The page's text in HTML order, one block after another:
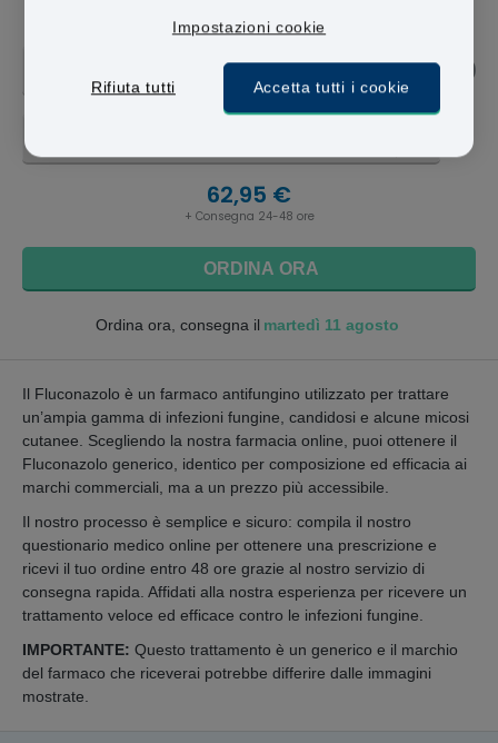
Fluconazole
50MG
62,95 €
+ Consegna 24-48 ore
ORDINA ORA
Ordina ora, consegna il martedì 11 agosto
Il Fluconazolo è un farmaco antifungino utilizzato per trattare
un’ampia gamma di infezioni fungine, candidosi e alcune micosi
cutanee. Scegliendo la nostra farmacia online, puoi ottenere il
Fluconazolo generico, identico per composizione ed efficacia ai
marchi commerciali, ma a un prezzo più accessibile.
Il nostro processo è semplice e sicuro: compila il nostro
questionario medico online per ottenere una prescrizione e
ricevi il tuo ordine entro 48 ore grazie al nostro servizio di
consegna rapida. Affidati alla nostra esperienza per ricevere un
trattamento veloce ed efficace contro le infezioni fungine.
IMPORTANTE: Questo trattamento è un generico e il marchio
del farmaco che riceverai potrebbe differire dalle immagini
mostrate.
Impostazioni cookie
Rifiuta tutti Accetta tutti i cookie